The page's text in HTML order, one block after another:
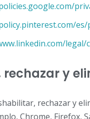
es/
y
rechazar y
Chrome, Firefox,